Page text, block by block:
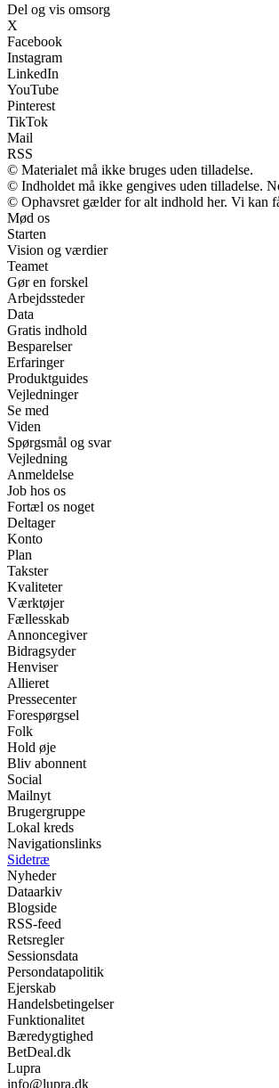
Del og vis omsorg
X
Facebook
Instagram
LinkedIn
YouTube
Pinterest
TikTok
Mail
RSS
© Materialet må ikke bruges uden tilladelse.
© Indholdet må ikke gengives uden tilladelse.
© Ophavsret gælder for alt indhold her. Vi kan
Mød os
Starten
Vision og værdier
Teamet
Gør en forskel
Arbejdssteder
Data
Gratis indhold
Besparelser
Erfaringer
Produktguides
Vejledninger
Se med
Viden
Spørgsmål og svar
Vejledning
Anmeldelse
Job hos os
Fortæl os noget
Deltager
Konto
Plan
Takster
Kvaliteter
Værktøjer
Fællesskab
Annoncegiver
Bidragsyder
Henviser
Allieret
Pressecenter
Forespørgsel
Folk
Hold øje
Bliv abonnent
Social
Mailnyt
Brugergruppe
Lokal kreds
Navigationslinks
Sidetræ
Nyheder
Dataarkiv
Blogside
RSS-feed
Retsregler
Sessionsdata
Persondatapolitik
Ejerskab
Handelsbetingelser
Funktionalitet
Bæredygtighed
BetDeal.dk
Lupra
info@lupra.dk